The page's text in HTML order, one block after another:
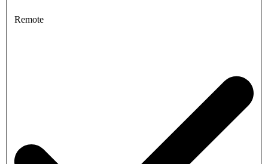
Remote